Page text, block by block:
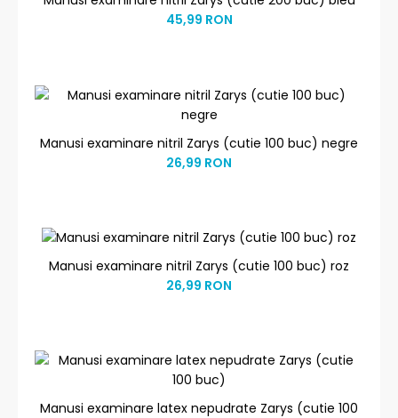
45,99 RON
Manusi examinare nitril Zarys (cutie 100 buc) negre
26,99 RON
Manusi examinare nitril Zarys (cutie 100 buc) roz
26,99 RON
Manusi examinare latex nepudrate Zarys (cutie 100